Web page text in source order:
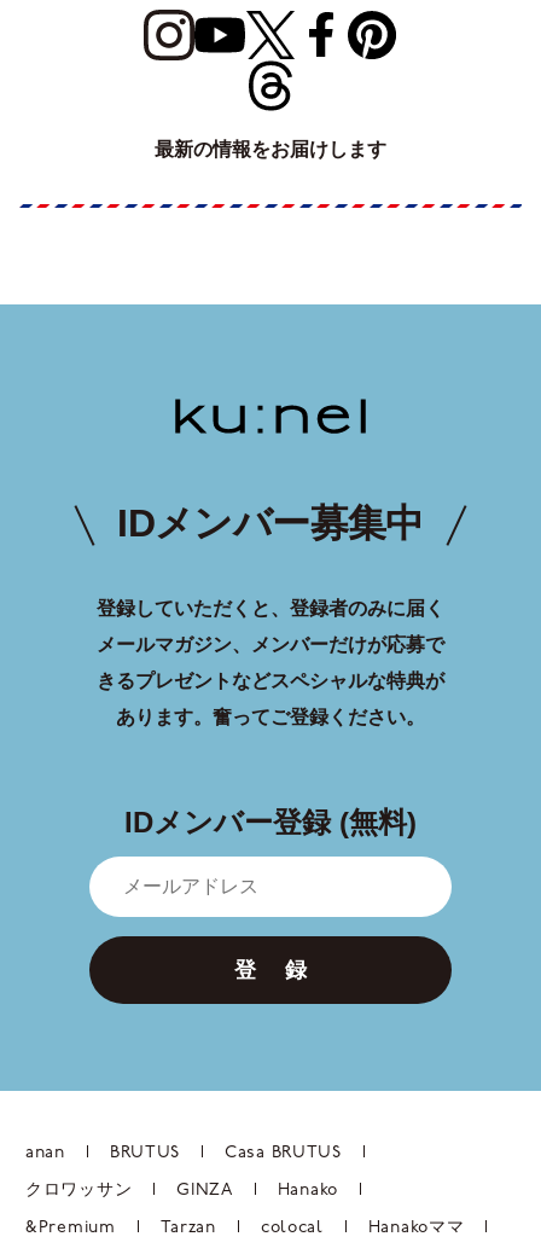
最新の情報をお届けします
IDメンバー募集中
登録していただくと、登録者のみに届く
メールマガジン、メンバーだけが応募で
きるプレゼントなどスペシャルな特典が
あります。 奮ってご登録ください。
IDメンバー登録 (無料)
登 録
anan BRUTUS Casa BRUTUS
クロワッサン GINZA Hanako
&Premium Tarzan colocal Hanakoママ